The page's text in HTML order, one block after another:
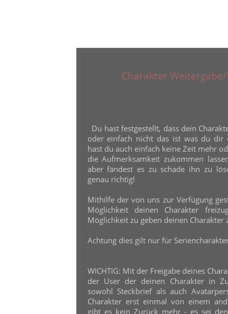
Charakter
Du hast festgestellt, dass dein
oder einfach nicht das ist was du dir
hast du auch einfach keine Zeit mehr
die Aufmerksamkeit zukommen
aber fändest es zu schade ihn zu
genau richtig!
Mithilfe der von uns zur Verfügung
Möglichkeit deinen Charakter
Möglichkeit zu geben deinen Charakter
Achtung dies gilt nur für
WICHTIG: Mit der Freigabe deines
der User der deinen Charakter in
sowohl Steckbrief als auch
Charakter erst einmal von einem
gibt es kein Zurück mehr - es sei